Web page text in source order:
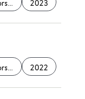
Senter for omsorgsforskning 2023
Senter for omsorgsforskning 2022